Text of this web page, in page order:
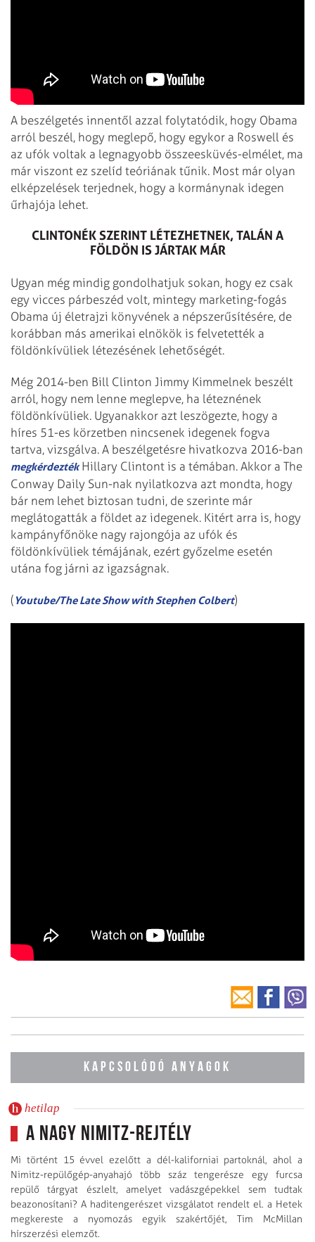
A beszélgetés innentől azzal folytatódik, hogy Obama
arról beszél, hogy meglepő, hogy egykor a Roswell és
az ufók voltak a legnagyobb összeesküvés-elmélet, ma
már viszont ez szelíd teóriának tűnik. Most már olyan
elképzelések terjednek, hogy a kormánynak idegen
űrhajója lehet.
CLINTONÉK SZERINT LÉTEZHETNEK, TALÁN A
FÖLDÖN IS JÁRTAK MÁR
Ugyan még mindig gondolhatjuk sokan, hogy ez csak
egy vicces párbeszéd volt, mintegy marketing-fogás
Obama új életrajzi könyvének a népszerűsítésére, de
korábban más amerikai elnökök is felvetették a
földönkívüliek létezésének lehetőségét.
Még 2014-ben Bill Clinton Jimmy Kimmelnek beszélt
arról, hogy nem lenne meglepve, ha léteznének
földönkívüliek. Ugyanakkor azt leszögezte, hogy a
híres 51-es körzetben nincsenek idegenek fogva
tartva, vizsgálva. A beszélgetésre hivatkozva 2016-ban
megkérdeztékHillary Clintont is a témában. Akkor a The
Conway Daily Sun-nak nyilatkozva azt mondta, hogy
bár nem lehet biztosan tudni, de szerinte már
meglátogatták a földet az idegenek. Kitért arra is, hogy
kampányfőnöke nagy rajongója az ufók és
földönkívüliek témájának, ezért győzelme esetén
utána fog járni az igazságnak.
( Youtube/The Late Show with Stephen Colbert)
KAPCSOLÓDÓ ANYAGOK
hetilap
A nagy Nimitz-rejtély
Mi történt 15 évvel ezelőtt a dél-kaliforniai partoknál, ahol a
Nimitz-repülőgép-anyahajó több száz tengerésze egy furcsa
repülő tárgyat észlelt, amelyet vadászgépekkel sem tudtak
beazonosítani? A haditengerészet vizsgálatot rendelt el. a Hetek
megkereste a nyomozás egyik szakértőjét, Tim McMillan
hírszerzési elemzőt.